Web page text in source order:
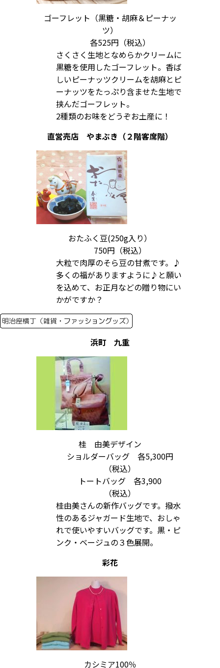
ゴーフレット（黒糖・胡麻＆ピーナッ
ツ）
各525円（税込）
さくさく生地となめらかクリームに
黒糖を使用したゴーフレット。香ば
しいピーナッツクリームを胡麻とピ
ーナッツをたっぷり含ませた生地で
挟んだゴーフレット。
2種類のお味をどうぞお土産に！
直営売店 やまぶき（２階客席階）
おたふく豆(250g入り）
750円（税込）
大粒で肉厚のそら豆の甘煮です。♪
多くの福がありますように♪と願い
を込めて、お正月などの贈り物にい
かがですか？
浜町 九重
桂 由美デザイン
ショルダーバッグ 各5,300円
（税込）
トートバッグ 各3,900
（税込）
桂由美さんの新作バッグです。撥水
性のあるジャガード生地で、おしゃ
れで使いやすいバッグです。黒・ピ
ンク・ベージュの３色展開。
彩花
カシミア100％